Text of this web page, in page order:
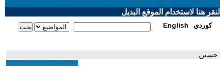
هنا لاستخدام الموقع البديل
English كوردي
حسين